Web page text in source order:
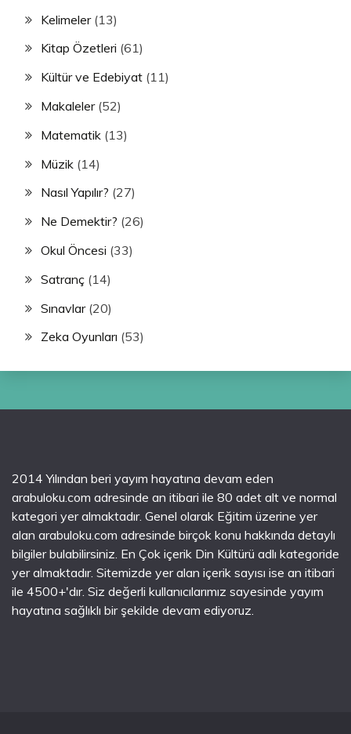
Kelimeler(13)
Kitap Özetleri (61)
Kültür ve Edebiyat (11)
Makaleler(52)
Matematik (13)
Müzik (14)
Nasıl Yapılır? (27)
Ne Demektir? (26)
Okul Öncesi (33)
Satranç (14)
Sınavlar(20)
Zeka Oyunları (53)
2014 Yılından beri yayım hayatına devam eden
arabuloku.com adresinde an itibari ile 80 adet alt ve normal
kategori yer almaktadır. Genel olarak Eğitim üzerine yer
alan arabuloku.com adresinde birçok konu hakkında detaylı
bilgiler bulabilirsiniz. En Çok içerik Din Kültürü adlı kategoride
yer almaktadır. Sitemizde yer alan içerik sayısı ise an itibari
ile 4500+'dır. Siz değerli kullanıcılarımız sayesinde yayım
hayatına sağlıklı bir şekilde devam ediyoruz.